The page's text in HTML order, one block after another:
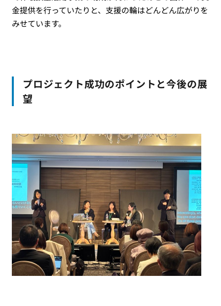
金提供を行っていたりと、支援の輪はどんどん広がりを
みせています。
プロジェクト成功のポイントと今後の展
望